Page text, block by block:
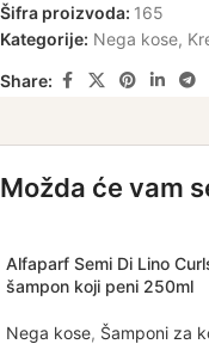
Šifra proizvoda: 165
Kategorije: Nega kose,
Share:
Možda će vam
Alfaparf Semi Di Lino
šampon koji peni 250ml
Nega kose, Šamponi za